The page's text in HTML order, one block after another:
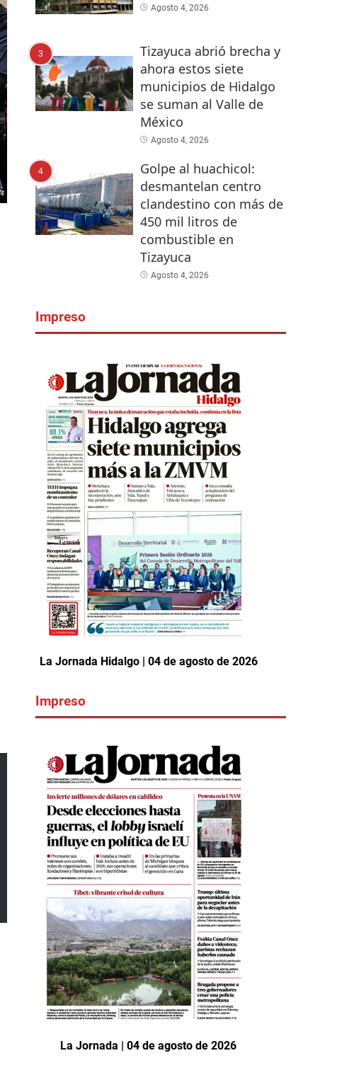
Agosto 4, 2026
3
Tizayuca abrió brecha y
ahora estos siete
municipios de Hidalgo
se suman al Valle de
México
Agosto 4, 2026
4
Golpe al huachicol:
desmantelan centro
clandestino con más de
450 mil litros de
combustible en
Tizayuca
Agosto 4, 2026
Impreso
La Jornada Hidalgo | 04 de agosto de 2026
Impreso
La Jornada | 04 de agosto de 2026